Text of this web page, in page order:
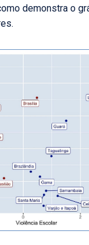
demonstra o